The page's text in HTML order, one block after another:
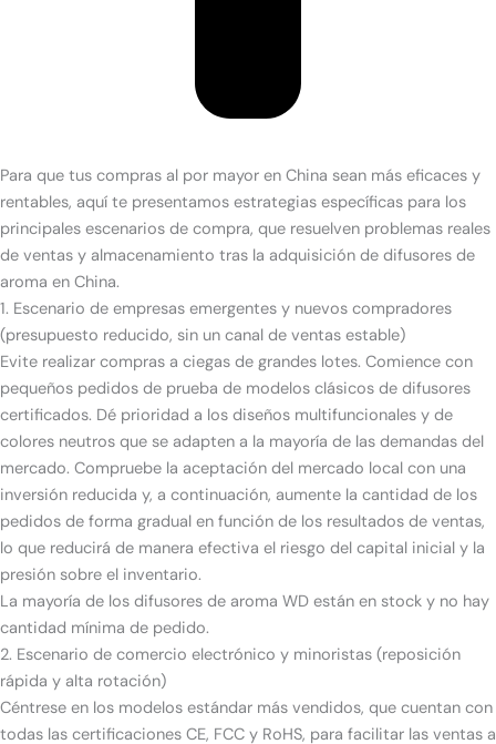
Para que tus compras al por mayor en China sean más eficaces y
rentables, aquí te presentamos estrategias específicas para los
principales escenarios de compra, que resuelven problemas reales
de ventas y almacenamiento tras la adquisición de difusores de
aroma en China.
1. Escenario de empresas emergentes y nuevos compradores
(presupuesto reducido, sin un canal de ventas estable)
Evite realizar compras a ciegas de grandes lotes. Comience con
pequeños pedidos de prueba de modelos clásicos de difusores
certificados. Dé prioridad a los diseños multifuncionales y de
colores neutros que se adapten a la mayoría de las demandas del
mercado. Compruebe la aceptación del mercado local con una
inversión reducida y, a continuación, aumente la cantidad de los
pedidos de forma gradual en función de los resultados de ventas,
lo que reducirá de manera efectiva el riesgo del capital inicial y la
presión sobre el inventario.
La mayoría de los difusores de aroma WD están en stock y no hay
cantidad mínima de pedido.
2. Escenario de comercio electrónico y minoristas (reposición
rápida y alta rotación)
Céntrese en los modelos estándar más vendidos, que cuentan con
todas las certificaciones CE, FCC y RoHS, para facilitar las ventas a